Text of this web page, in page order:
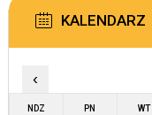
KALENDARZ
‹
NDZ PN WT